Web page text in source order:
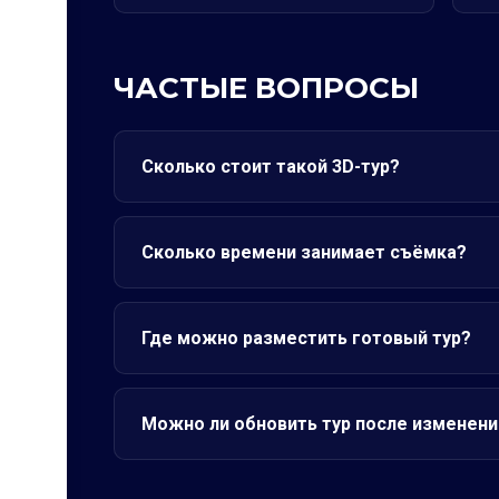
ЧАСТЫЕ ВОПРОСЫ
Сколько стоит такой 3D-тур?
Сколько времени занимает съёмка?
Где можно разместить готовый тур?
Можно ли обновить тур после